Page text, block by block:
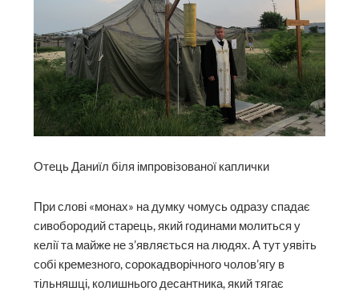
Отець Даниїл біля імпровізованої каплички
При слові «монах» на думку чомусь одразу спадає
сивобородий старець, який годинами молиться у
келії та майже не з’являється на людях. А тут уявіть
собі кремезного, сорокадворічного чолов’ягу в
тільняшці, колишнього десантника, який тягає